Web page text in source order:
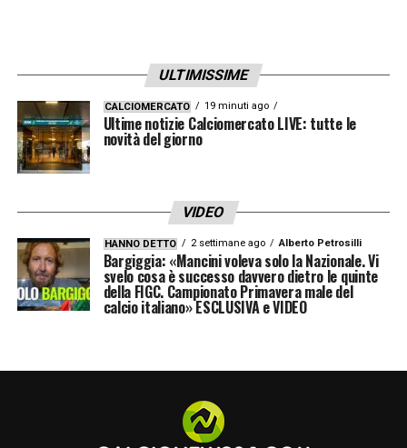
ULTIMISSIME
CALCIOMERCATO 19 minuti ago
Ultime notizie Calciomercato LIVE: tutte le
novità del giorno
VIDEO
HANNO DETTO 2 settimane ago Alberto Petrosilli
Bargiggia: «Mancini voleva solo la Nazionale. Vi
svelo cosa è successo davvero dietro le quinte
della FIGC. Campionato Primavera male del
calcio italiano» ESCLUSIVA e VIDEO